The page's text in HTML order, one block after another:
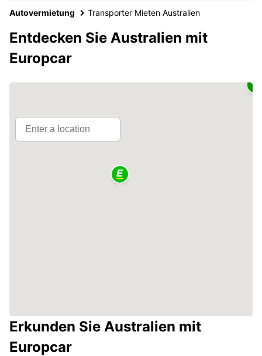
Autovermietung Transporter Mieten Australien
Entdecken Sie Australien mit
Europcar
Erkunden Sie Australien mit
Europcar